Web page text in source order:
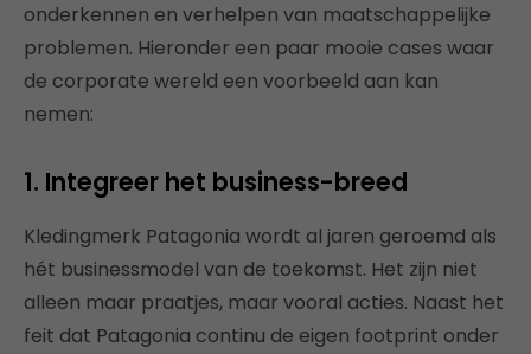
onderkennen en verhelpen van maatschappelijke
problemen. Hieronder een paar mooie cases waar
de corporate wereld een voorbeeld aan kan
nemen:
1. Integreer het business-breed
Kledingmerk Patagonia wordt al jaren geroemd als
hét businessmodel van de toekomst. Het zijn niet
alleen maar praatjes, maar vooral acties. Naast het
feit dat Patagonia continu de eigen footprint onder